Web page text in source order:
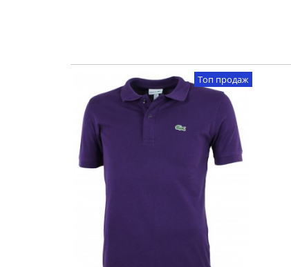
Топ продаж